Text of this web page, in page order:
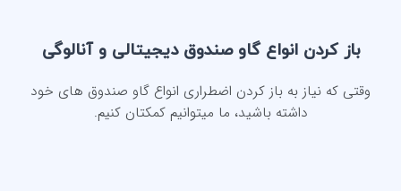
باز کردن انواع گاو صندوق دیجیتالی و آنالوگی
وقتی که نیاز به باز کردن اضطراری انواع گاو صندوق های خود
داشته باشید، ما میتوانیم کمکتان کنیم.